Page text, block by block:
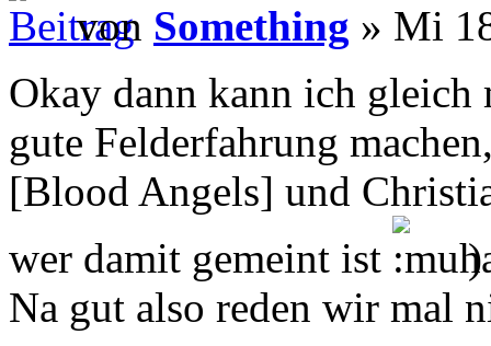
von Something » Mi
Okay dann kann ich gleich
gute Felderfahrung
[Blood Angels] und
wer damit gemeint ist
)
Na gut also reden wir mal